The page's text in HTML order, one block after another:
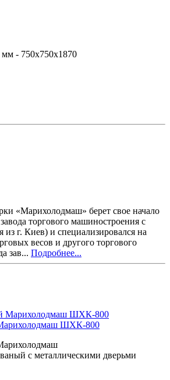
- 750х750х1870
«Марихолодмаш» берет свое начало
торгового машиностроения с
из г. Киев) и специализировался на
весов и другого торгового
зав... Подробнее...
ШХК-800
с металлическими дверьми